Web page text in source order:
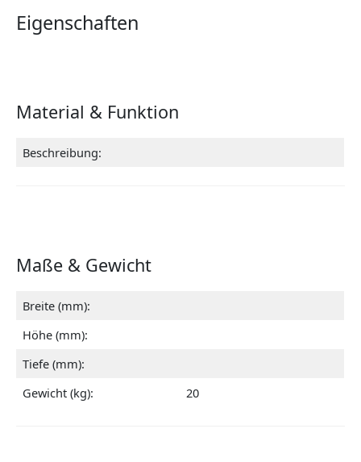
Eigenschaften
Material & Funktion
Beschreibung:
Maße & Gewicht
Breite (mm):
Höhe (mm):
Tiefe (mm):
Gewicht (kg):
20